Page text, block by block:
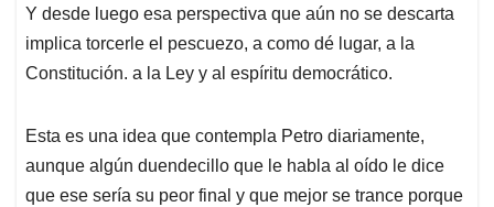
Y desde luego esa perspectiva que aún no se descarta
implica torcerle el pescuezo, a como dé lugar, a la
Constitución. a la Ley y al espíritu democrático.
Esta es una idea que contempla Petro diariamente,
aunque algún duendecillo que le habla al oído le dice
que ese sería su peor final y que mejor se trance porque